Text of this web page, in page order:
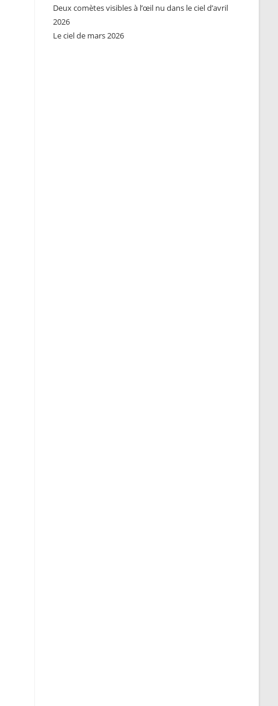
Deux comètes visibles à l’œil nu dans le ciel d’avril
2026
Le ciel de mars 2026